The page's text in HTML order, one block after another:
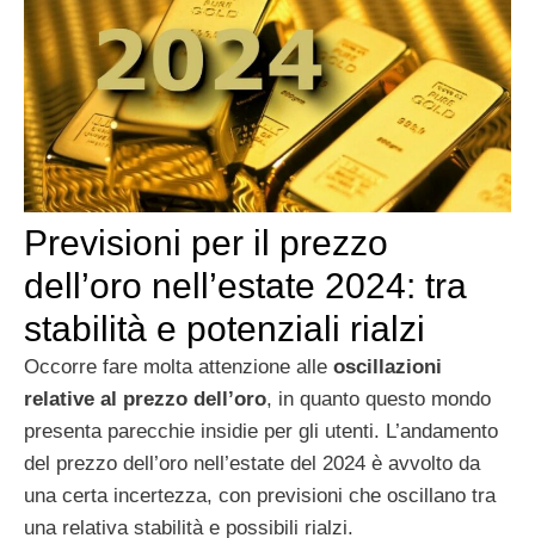
Previsioni per il prezzo
dell’oro nell’estate 2024: tra
stabilità e potenziali rialzi
Occorre fare molta attenzione alle oscillazioni
relative al prezzo dell’oro, in quanto questo mondo
presenta parecchie insidie per gli utenti. L’andamento
del prezzo dell’oro nell’estate del 2024 è avvolto da
una certa incertezza, con previsioni che oscillano tra
una relativa stabilità e possibili rialzi.